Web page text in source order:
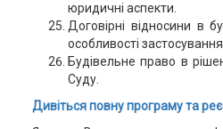
юридичні аспекти.
Договірні відносини в
особливості
Будівельне право в
Суду.
Дивіться повну програму та